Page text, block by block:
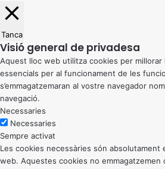
Tanca
Visió general de privadesa
Aquest lloc web utilitza cookies per millorar
essencials per al funcionament de les
s’emmagatzemaran al vostre navegador
navegació.
Necessaries
Necessaries
Sempre activat
Les cookies necessàries són
web. Aquestes cookies no emmagatzemen